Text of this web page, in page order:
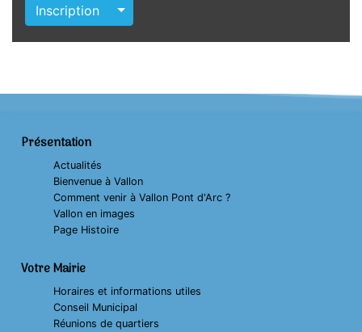
Inscription Autres actions
Présentation
Actualités
Bienvenue à Vallon
Comment venir à Vallon Pont d'Arc ?
Vallon en images
Page Histoire
Votre Mairie
Horaires et informations utiles
Conseil Municipal
Réunions de quartiers